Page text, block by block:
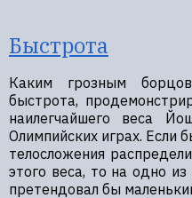
Быстрота
Каким грозным
быстрота,
наилегчайшего веса
Олимпийских играх. Если
телосложения
этого веса, то на одно
претендовал бы